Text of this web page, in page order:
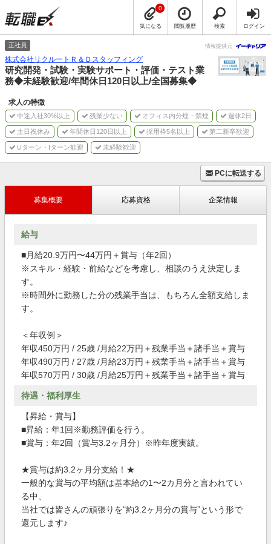
気になる
0
閲覧履歴 検索 ログイン
正社員 情報提供元
株式会社リクルートＲ＆Ｄスタッフィング
研究開発・試験・実験サポート・評価・テスト業
務◆未経験歓迎/年間休日120日以上/全国募集◆
求人の特徴
中途入社30%以上 残業少ない オフィス内分煙・禁煙 週休2日
土日祝休み 年間休日120日以上 採用枠5名以上 第二新卒歓迎
Uターン・Iターン歓迎 未経験歓迎
PCに転送する
募集概要 応募資格 企業情報
給与
■月給20.9万円〜44万円＋賞与（年2回）
※スキル・経験・前給などを考慮し、相談のうえ決定しま
す。
※時間外に勤務した分の残業手当は、もちろん全額支給しま
す。
＜年収例＞
年収450万円 / 25歳 /月給22万円＋残業手当＋諸手当＋賞与
年収490万円 / 27歳 /月給23万円＋残業手当＋諸手当＋賞与
年収570万円 / 30歳 /月給25万円＋残業手当＋諸手当＋賞与
待遇・福利厚生
【昇給・賞与】
■昇給：年1回※勤務評価を行う。
■賞与：年2回（賞与3.2ヶ月分）※昨年度実績。
★賞与は約3.2ヶ月分支給！★
一般的な賞与の平均額は基本給の1〜2カ月分と言われてい
る中、
当社では皆さんの頑張りを"約3.2ヶ月分の賞与”という形で
還元します♪